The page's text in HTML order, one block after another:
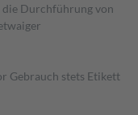
Durchführung von
Gebrauch stets Etikett